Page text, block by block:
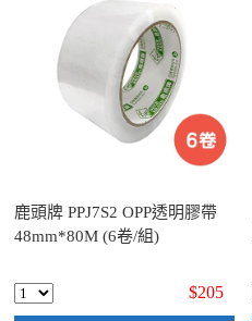
鹿頭牌 PPJ7S2 OPP透明膠帶
48mm*80M (6卷/組)
$205